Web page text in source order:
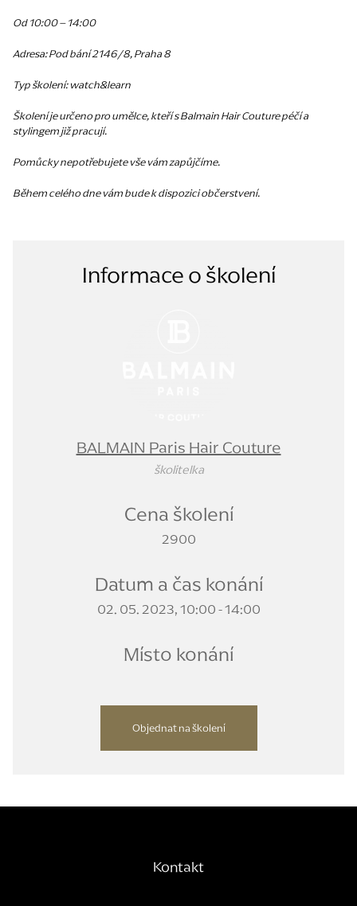
Od 10:00 – 14:00
Adresa: Pod bání 2146/8, Praha 8
Typ školení: watch&learn
Školení je určeno pro umělce, kteří s Balmain Hair Couture péčí a
stylingem již pracují.
Pomůcky nepotřebujete vše vám zapůjčíme.
Během celého dne vám bude k dispozici občerstvení.
Informace o školení
BALMAIN Paris Hair Couture
školitelka
Cena školení
2900
Datum a čas konání
02. 05. 2023, 10:00 - 14:00
Místo konání
Objednat na školení
Kontakt